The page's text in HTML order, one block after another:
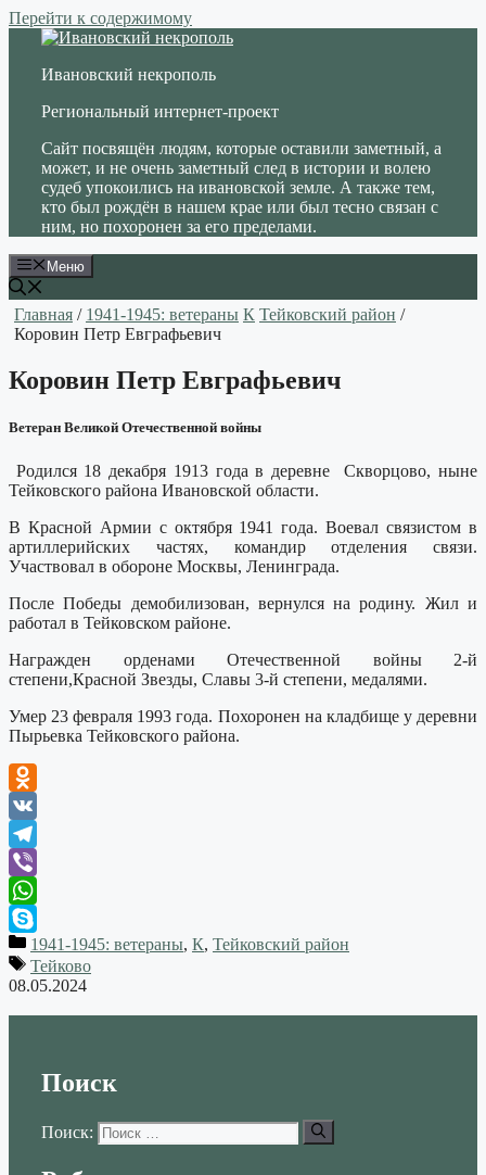
Перейти к содержимому
Ивановский некрополь
Региональный интернет-проект
Сайт посвящён людям, которые оставили заметный, а
может, и не очень заметный след в истории и волею
судеб упокоились на ивановской земле. А также тем,
кто был рождён в нашем крае или был тесно связан с
ним, но похоронен за его пределами.
Меню
Главная / 1941-1945: ветераны К Тейковский район /
Коровин Петр Евграфьевич
Коровин Петр Евграфьевич
Ветеран Великой Отечественной войны
Родился 18 декабря 1913 года в деревне Скворцово, ныне
Тейковского района Ивановской области.
В Красной Армии с октября 1941 года. Воевал связистом в
артиллерийских частях, командир отделения связи.
Участвовал в обороне Москвы, Ленинграда.
После Победы демобилизован, вернулся на родину. Жил и
работал в Тейковском районе.
Награжден орденами Отечественной войны 2-й
степени,Красной Звезды, Славы 3-й степени, медалями.
Умер 23 февраля 1993 года. Похоронен на кладбище у деревни
Пырьевка Тейковского района.
Odnoklassniki
VK
Telegram
Viber
WhatsApp
Skype1941-1945: ветераны, К, Тейковский район
Тейково
08.05.2024
Поиск
Поиск: